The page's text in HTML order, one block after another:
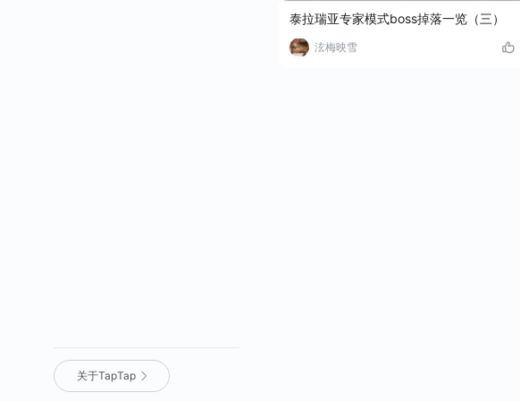
关于TapTap
泰拉瑞亚专家模式boss掉落一览（三）
泫梅映雪